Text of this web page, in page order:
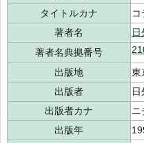
タイトルカナ
著者名
著者名典拠番号
出版地
東
出版者
出版者カナ
ニ
出版年